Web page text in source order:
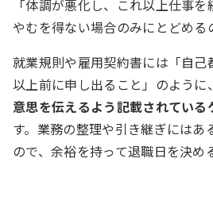
「体調が悪化し、これ以上仕事を
やむを得ない場合のみにとどめる
就業規則や雇用契約書には「自
以上前に申し出ること」のように、
意思を伝えるよう記載されている
す。業務の整理や引き継ぎにはあ
ので、余裕を持って退職日を決め